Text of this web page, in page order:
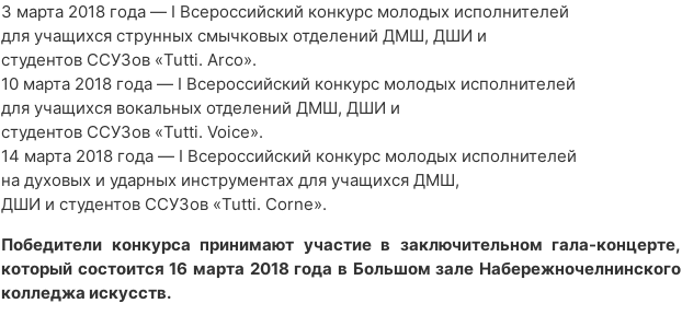
3 марта 2018 года — I Всероссийский конкурс молодых исполнителей
для учащихся струнных смычковых отделений ДМШ, ДШИ и
студентов ССУЗов «Tutti. Arco».
10 марта 2018 года — I Всероссийский конкурс молодых исполнителей
для учащихся вокальных отделений ДМШ, ДШИ и
студентов ССУЗов «Tutti. Voice».
14 марта 2018 года — I Всероссийский конкурс молодых исполнителей
на духовых и ударных инструментах для учащихся ДМШ,
ДШИ и студентов ССУЗов «Tutti. Corne».
Победители конкурса принимают участие в заключительном гала-концерте,
который состоится 16 марта 2018 года в Большом зале Набережночелнинского
колледжа искусств.